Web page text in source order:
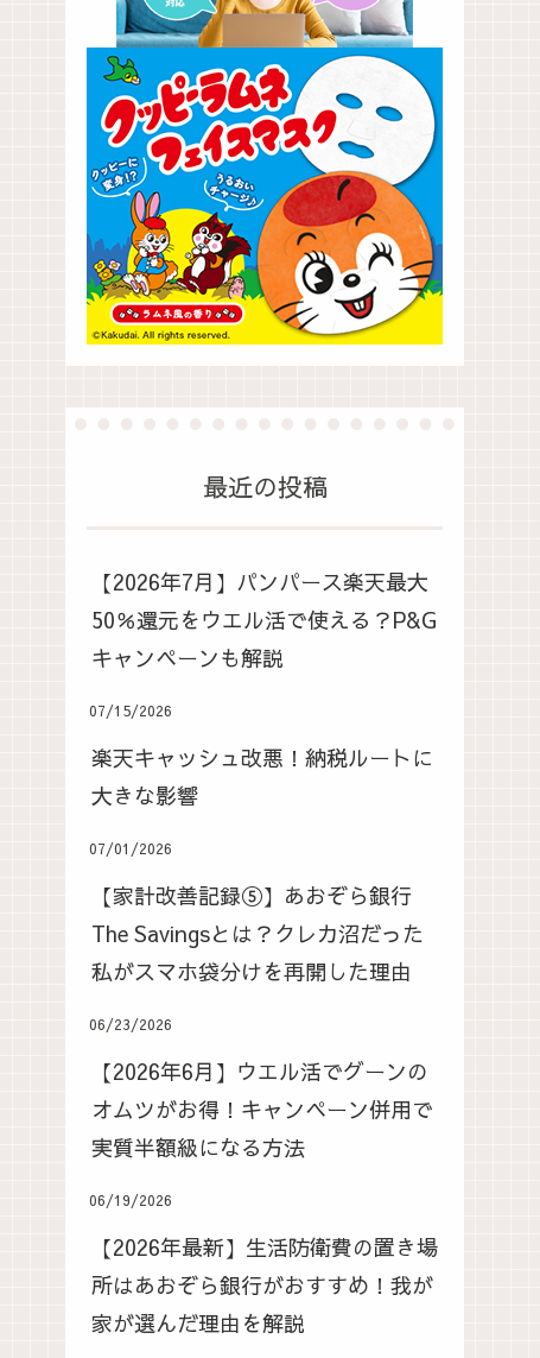
最近の投稿
【2026年7月】パンパース楽天最大
50％還元をウエル活で使える？P&G
キャンペーンも解説
07/15/2026
楽天キャッシュ改悪！納税ルートに
大きな影響
07/01/2026
【家計改善記録⑤】あおぞら銀行
The Savingsとは？クレカ沼だった
私がスマホ袋分けを再開した理由
06/23/2026
【2026年6月】ウエル活でグーンの
オムツがお得！キャンペーン併用で
実質半額級になる方法
06/19/2026
【2026年最新】生活防衛費の置き場
所はあおぞら銀行がおすすめ！我が
家が選んだ理由を解説